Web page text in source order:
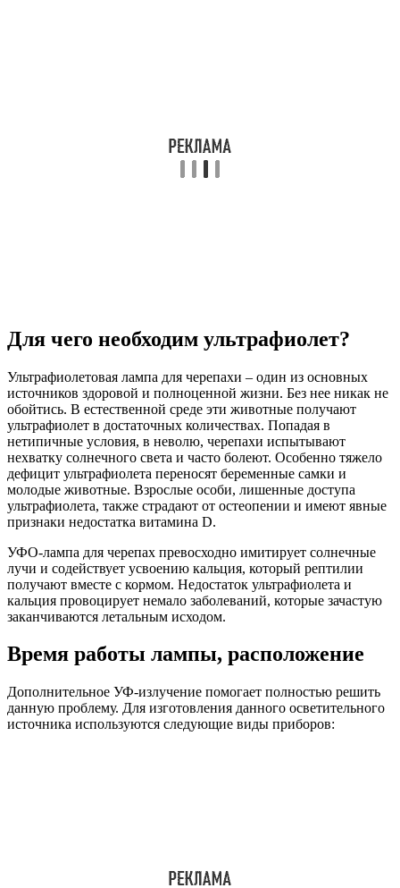
Для чего необходим ультрафиолет?
Ультрафиолетовая лампа для черепахи – один из основных
источников здоровой и полноценной жизни. Без нее никак не
обойтись. В естественной среде эти животные получают
ультрафиолет в достаточных количествах. Попадая в
нетипичные условия, в неволю, черепахи испытывают
нехватку солнечного света и часто болеют. Особенно тяжело
дефицит ультрафиолета переносят беременные самки и
молодые животные. Взрослые особи, лишенные доступа
ультрафиолета, также страдают от остеопении и имеют явные
признаки недостатка витамина D.
УФО-лампа для черепах превосходно имитирует солнечные
лучи и содействует усвоению кальция, который рептилии
получают вместе с кормом. Недостаток ультрафиолета и
кальция провоцирует немало заболеваний, которые зачастую
заканчиваются летальным исходом.
Время работы лампы, расположение
Дополнительное УФ-излучение помогает полностью решить
данную проблему. Для изготовления данного осветительного
источника используются следующие виды приборов: